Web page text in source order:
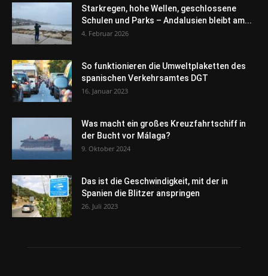
Starkregen, hohe Wellen, geschlossene
Schulen und Parks – Andalusien bleibt am...
4. Februar 2026
So funktionieren die Umweltplaketten des
spanischen Verkehrsamtes DGT
16. Januar 2023
Was macht ein großes Kreuzfahrtschiff in
der Bucht vor Málaga?
9. Oktober 2024
Das ist die Geschwindigkeit, mit der in
Spanien die Blitzer anspringen
26. Juli 2023